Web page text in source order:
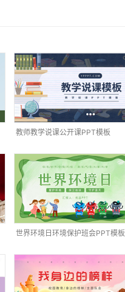
教师教学说课公开课PPT模板
世界环境日环境保护班会PPT模板